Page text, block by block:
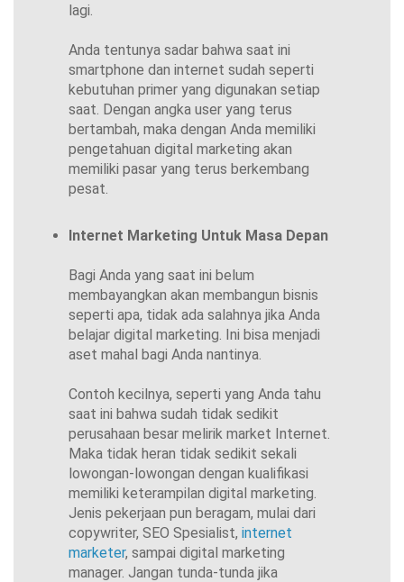
lagi.
Anda tentunya sadar bahwa saat ini
smartphone dan internet sudah seperti
kebutuhan primer yang digunakan setiap
saat. Dengan angka user yang terus
bertambah, maka dengan Anda memiliki
pengetahuan digital marketing akan
memiliki pasar yang terus berkembang
pesat.
Internet Marketing Untuk Masa Depan
Bagi Anda yang saat ini belum
membayangkan akan membangun bisnis
seperti apa, tidak ada salahnya jika Anda
belajar digital marketing. Ini bisa menjadi
aset mahal bagi Anda nantinya.
Contoh kecilnya, seperti yang Anda tahu
saat ini bahwa sudah tidak sedikit
perusahaan besar melirik market Internet.
Maka tidak heran tidak sedikit sekali
lowongan-lowongan dengan kualifikasi
memiliki keterampilan digital marketing.
Jenis pekerjaan pun beragam, mulai dari
copywriter, SEO Spesialist, internet
marketer, sampai digital marketing
manager. Jangan tunda-tunda jika